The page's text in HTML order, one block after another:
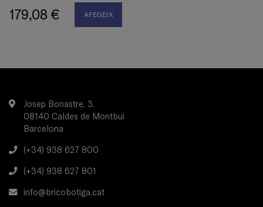
179,08 € AFEGEIX
Josep Bonastre, 3.
08140 Caldes de Montbui
Barcelona
(+34) 938 627 800
(+34) 938 627 801
info@bricobotiga.cat